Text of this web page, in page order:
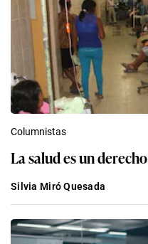
Columnistas
La salud es un derecho
Silvia Miró Quesada